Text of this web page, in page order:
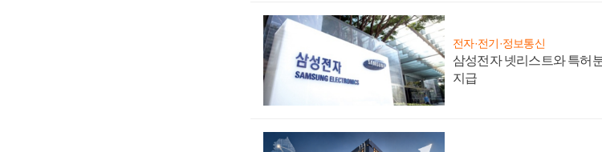
전자·전기·정보통신
삼성전자 넷리스트와 특허
지급